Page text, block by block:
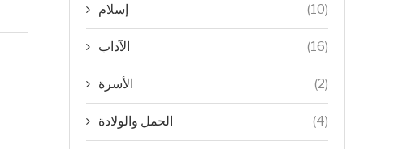
إسلام (10)
الآداب (16)
الأسرة (2)
الحمل والولادة (4)